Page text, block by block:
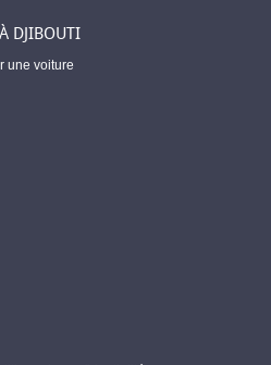
DJIBOUTI
une voiture